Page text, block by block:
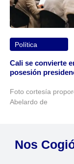
Política
Cali se convierte
posesión
Foto cortesía
Abelardo de
Nos